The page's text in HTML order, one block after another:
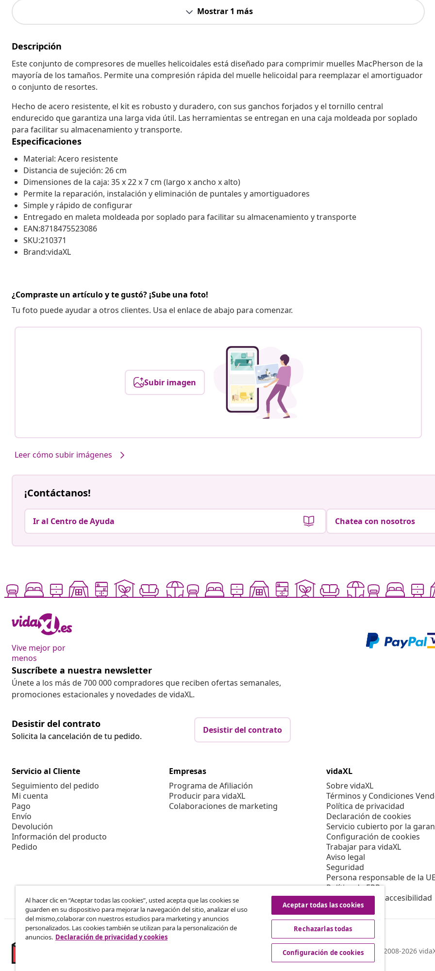
Mostrar 1 más
Descripción
Este conjunto de compresores de muelles helicoidales está diseñado para comprimir muelles MacPherson de la
mayoría de los tamaños. Permite una compresión rápida del muelle helicoidal para reemplazar el amortiguador
o conjunto de resortes.
Hecho de acero resistente, el kit es robusto y duradero, con sus ganchos forjados y el tornillo central
endurecido que garantiza una larga vida útil. Las herramientas se entregan en una caja moldeada por soplado
para facilitar su almacenamiento y transporte.
Especificaciones
Material: Acero resistente
Distancia de sujeción: 26 cm
Dimensiones de la caja: 35 x 22 x 7 cm (largo x ancho x alto)
Permite la reparación, instalación y eliminación de puntales y amortiguadores
Simple y rápido de configurar
Entregado en maleta moldeada por soplado para facilitar su almacenamiento y transporte
EAN:8718475523086
SKU:210371
Brand:vidaXL
¿Compraste un artículo y te gustó? ¡Sube una foto!
Tu foto puede ayudar a otros clientes. Usa el enlace de abajo para comenzar.
Subir imagen
Leer cómo subir imágenes
¡Contáctanos!
Ir al Centro de Ayuda Chatea con nosotros
Vive mejor por
menos
Suscríbete a nuestra newsletter
Únete a los más de 700 000 compradores que reciben ofertas semanales,
promociones estacionales y novedades de vidaXL.
Desistir del contrato
Solicita la cancelación de tu pedido.
Desistir del contrato
Servicio al Cliente
Seguimiento del pedido
Mi cuenta
Pago
Envío
Devolución
Información del producto
Pedido
Empresas
Programa de Afiliación
Producir para vidaXL
Colaboraciones de marketing
vidaXL
Sobre vidaXL
Términos y Condiciones
Política de privacidad
Declaración de cookies
Servicio cubierto por la
Configuración de cookies
Trabajar para vidaXL
Aviso legal
Seguridad
Persona responsable de la UE
Política de EPR
Información de accesibilidad
© 2008-2026
Al hacer clic en “Aceptar todas las cookies”, usted acepta que las cookies se
guarden en su dispositivo para mejorar la navegación del sitio, analizar el uso
del mismo,colaborar con nuestros estudios para marketing y anuncios
personalizados. Las cookies también se utilizan para la personalización de
anuncios. Declaración de privacidad y cookies
Aceptar todas las cookies
Rechazarlas todas
Configuración de cookies